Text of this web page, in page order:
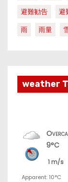
避難勧告
避
雨
雨量
weather
9°C
1 m/s
Apparent: 10°C